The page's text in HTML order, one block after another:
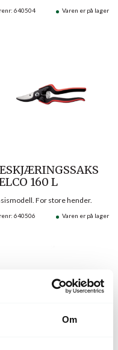
Om
640504 Varen er på lager
160 L
640506 Varen er på lager
For store hender.